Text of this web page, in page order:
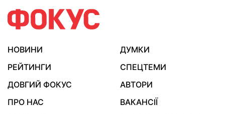
НОВИНИ
ДУМКИ
РЕЙТИНГИ
СПЕЦТЕМИ
ДОВГИЙ ФОКУС
АВТОРИ
ПРО НАС
ВАКАНСІЇ